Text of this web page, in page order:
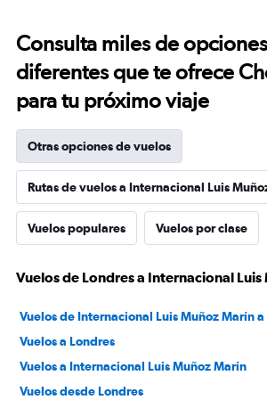
Consulta miles de opciones
diferentes que te ofrece
para tu próximo viaje
Otras opciones de vuelos
Rutas de vuelos a Internacional Luis
Vuelos populares Vuelos por clase
Vuelos de Londres a Internacional Luis
Vuelos de Internacional Luis Muñoz Marín a
Vuelos a Londres
Vuelos a Internacional Luis Muñoz Marín
Vuelos desde Londres